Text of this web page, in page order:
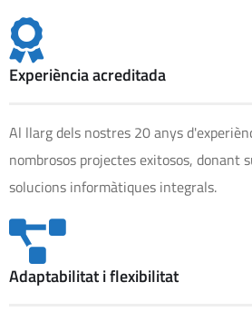
Experiència acreditada
Al llarg dels nostres 20 anys
nombrosos projectes exitosos, donant
solucions informàtiques integrals.
Adaptabilitat i flexibilitat